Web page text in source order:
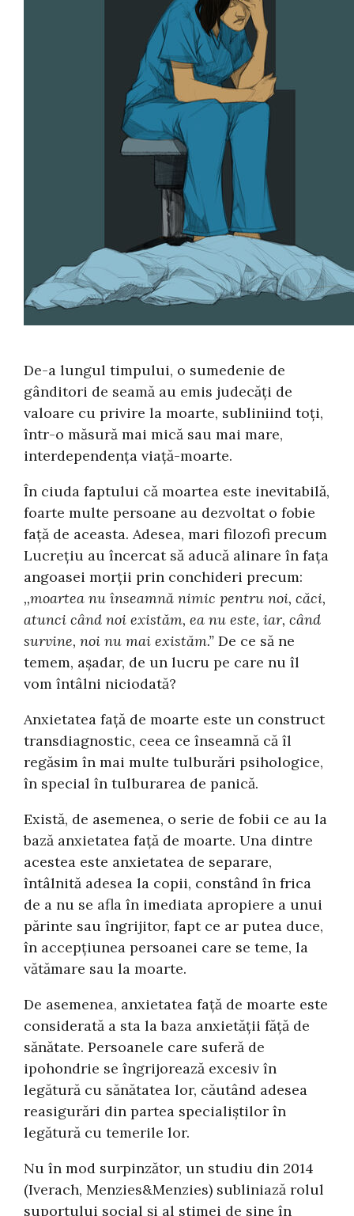
De-a lungul timpului, o sumedenie de
gânditori de seamă au emis judecăţi de
valoare cu privire la moarte, subliniind toţi,
într-o măsură mai mică sau mai mare,
interdependenţa viaţă-moarte.
În ciuda faptului că moartea este inevitabilă,
foarte multe persoane au dezvoltat o fobie
faţă de aceasta. Adesea, mari filozofi precum
Lucreţiu au încercat să aducă alinare în faţa
angoasei morţii prin conchideri precum:
,,moartea nu înseamnă nimic pentru noi, căci,
atunci când noi existăm, ea nu este, iar, când
survine, noi nu mai existăm.” De ce să ne
temem, aşadar, de un lucru pe care nu îl
vom întâlni niciodată?
Anxietatea faţă de moarte este un construct
transdiagnostic, ceea ce înseamnă că îl
regăsim în mai multe tulburări psihologice,
în special în tulburarea de panică.
Există, de asemenea, o serie de fobii ce au la
bază anxietatea faţă de moarte. Una dintre
acestea este anxietatea de separare,
întâlnită adesea la copii, constând în frica
de a nu se afla în imediata apropiere a unui
părinte sau îngrijitor, fapt ce ar putea duce,
în accepţiunea persoanei care se teme, la
vătămare sau la moarte.
De asemenea, anxietatea faţă de moarte este
considerată a sta la baza anxietăţii făţă de
sănătate. Persoanele care suferă de
ipohondrie se îngrijorează excesiv în
legătură cu sănătatea lor, căutând adesea
reasigurări din partea specialiştilor în
legătură cu temerile lor.
Nu în mod surpinzător, un studiu din 2014
(Iverach, Menzies&Menzies) subliniază rolul
suportului social şi al stimei de sine în